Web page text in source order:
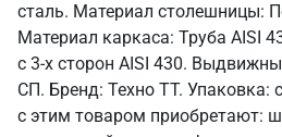
сталь. Материал столешницы:
Материал каркаса: Труба AISI
с 3-х сторон AISI 430.
СП. Бренд: Техно ТТ. Упаковка:
с этим товаром приобретают: